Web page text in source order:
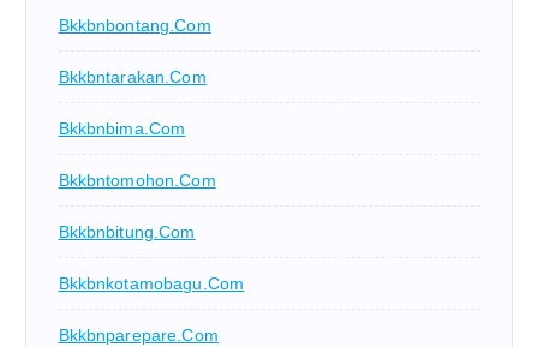
Bkkbnbontang.com
Bkkbntarakan.com
Bkkbnbima.com
Bkkbntomohon.com
Bkkbnbitung.com
Bkkbnkotamobagu.com
Bkkbnparepare.com